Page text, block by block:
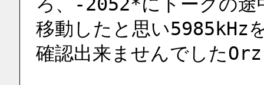
移動したと思い5985kHz
確認出来ませんでしたOrz